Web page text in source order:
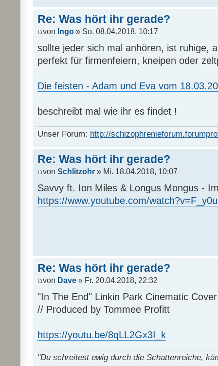
Re: Was hört ihr gerade?
von Ingo » So. 08.04.2018, 10:17
sollte jeder sich mal anhören, ist ruhige,
perfekt für firmenfeiern, kneipen oder
Die feisten - Adam und Eva vom
beschreibt mal wie ihr es findet !
Unser Forum: http://
Re: Was hört ihr gerade?
von Schlitzohr » Mi. 18.04.2018, 10:07
Savvy ft. Ion Miles & Longus Mongus -
https://www.youtube.com/
Re: Was hört ihr gerade?
von Dave » Fr. 20.04.2018, 22:32
"In The End" Linkin Park Cinematic
// Produced by Tommee Profitt
https://youtu.be/8qLL2Gx3I_k
"Du schreitest ewig durch die Schattenreiche,